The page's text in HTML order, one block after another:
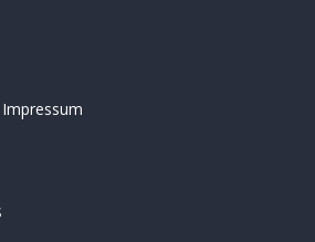
Impressum